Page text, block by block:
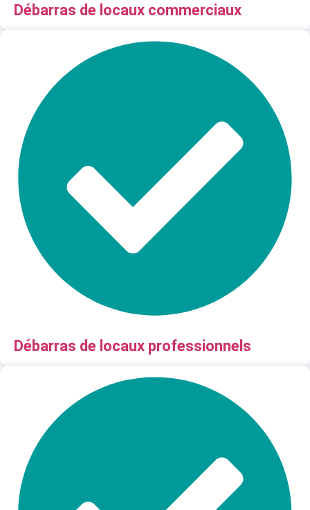
Débarras de locaux commerciaux
Débarras de locaux professionnels